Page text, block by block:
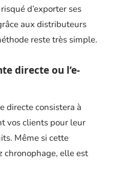
d’exporter ses
aux distributeurs
reste très simple.
directe ou l’e-
directe consistera à
vos clients pour leur
Même si cette
chronophage, elle est